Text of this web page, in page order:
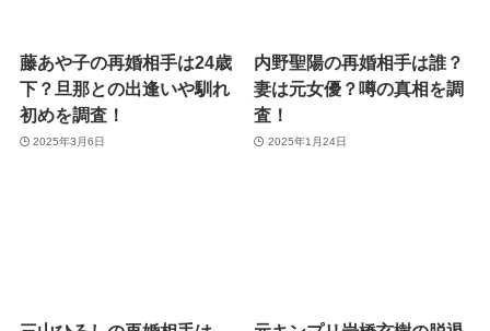
藤あや子の再婚相手は24歳
下？旦那との出逢いや馴れ
初めを調査！
2025年3月6日
内野聖陽の再婚相手は誰？
妻は元女優？噂の真相を調
査！
2025年1月24日